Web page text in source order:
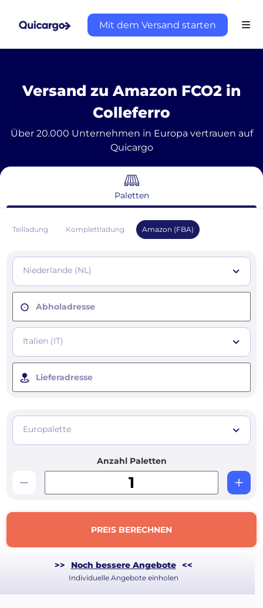
Mit dem Versand starten
Versand zu Amazon FCO2 in
Colleferro
Über 20.000 Unternehmen in Europa vertrauen auf
Quicargo
Paletten
Teilladung Komplettladung Amazon (FBA)
Niederlande (NL)
Abholadresse
Italien (IT)
Lieferadresse
Europalette
Anzahl Paletten
PREIS BERECHNEN
>> Noch bessere Angebote <<
Individuelle Angebote einholen